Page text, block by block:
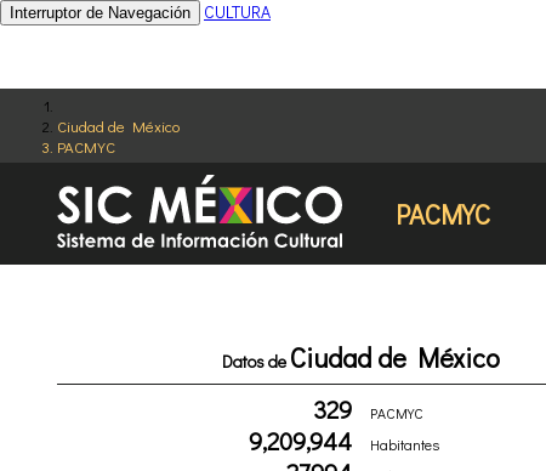
Ciudad de México
PACMYC
PACMYC
Interruptor de Navegación CULTURA
Datos de Ciudad de México
329 PACMYC
9,209,944 Habitantes